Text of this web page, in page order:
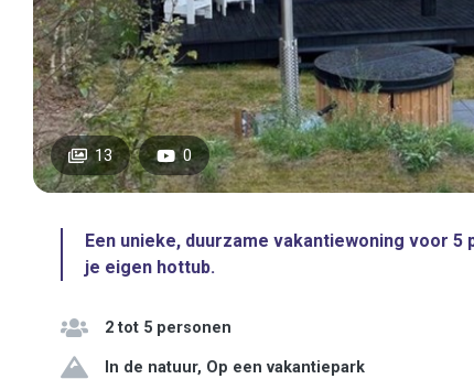
13 0
Een unieke, duurzame vakantiewoning voor
je eigen hottub.
2 tot 5 personen
In de natuur, Op een vakantiepark